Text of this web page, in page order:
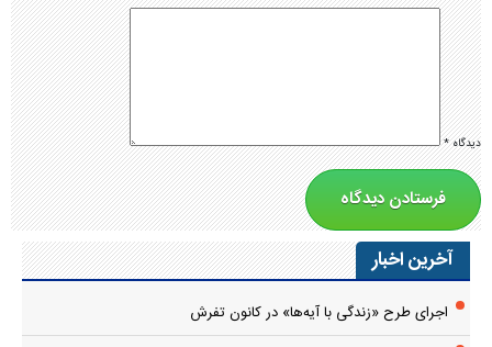
دیدگاه*
آخرین اخبار
اجرای طرح «زندگی با آیه‌ها» در کانون تفرش